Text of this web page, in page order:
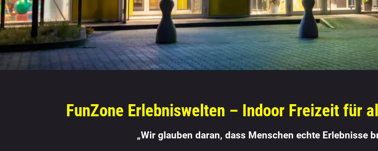
FunZone Erlebniswelten – Indoor Freizeit für
„Wir glauben daran, dass Menschen echte Erlebnisse